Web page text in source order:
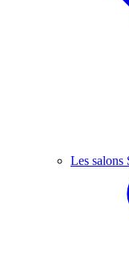
Les salons